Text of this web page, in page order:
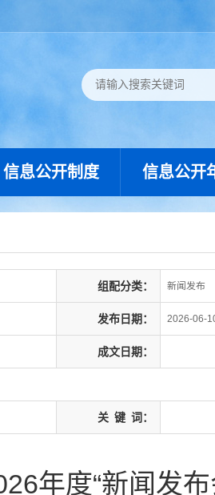
信息公开制度 信息公开
组配分类： 新闻发布
发布日期： 2026-06-
成文日期：
关 键 词：
年度“新闻发布